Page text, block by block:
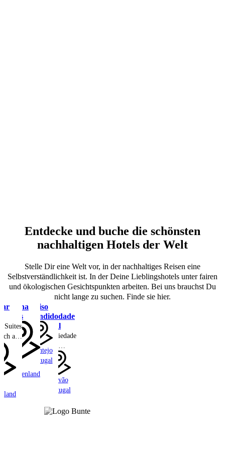
Entdecke und buche die schönsten
nachhaltigen Hotels der Welt
Stelle Dir eine Welt vor, in der nachhaltiges Reisen eine
Selbstverständlichkeit ist. In der Deine Lieblingshotels unter fairen
und ökologischen Gesichtspunkten arbeiten. Bei uns brauchst Du
nicht lange zu suchen. Finde sie hier.
Suites
auf
aus
Stamna
Sifnos
Sifnos
Griechenland
Paraiso
Escondido
Alentejo
Portugal
A
Sociedade
Rural
A Sociedade
Rural:
Ruhiger
Luxus auf
nachhaltigen
Farm im
Alto
Alentejo
Marvão
Portugal